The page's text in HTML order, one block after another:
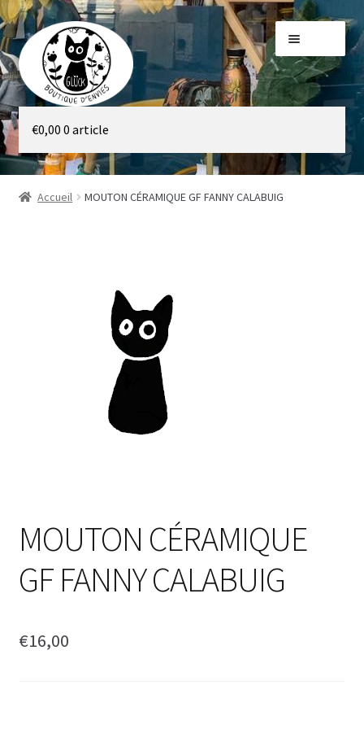
Aller
à
la
navigation
Aller
au
contenu
Galerie
Boutique
€0,00 0 article
Accueil MOUTON CÉRAMIQUE GF FANNY CALABUIG
MOUTON CÉRAMIQUE
GF FANNY CALABUIG
€16,00